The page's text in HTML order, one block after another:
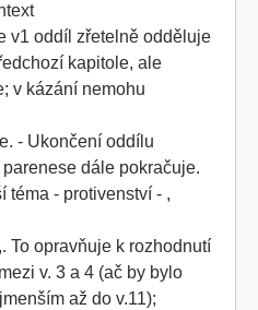
v1 oddíl zřetelně odděluje
kapitole, ale
v kázání nemohu
- Ukončení oddílu
dále pokračuje.
téma - protivenství - ,
To opravňuje k rozhodnutí
v. 3 a 4 (ač by bylo
až do v.11);